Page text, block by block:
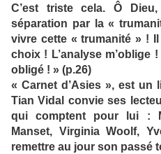
C’est triste cela. Ô
séparation par la «
vivre cette « trumanité » !
choix ! L’analyse m’oblige
obligé ! » (p.26)
« Carnet d’Asies », est un
Tian Vidal convie ses
qui comptent pour lui :
Manset, Virginia Woolf,
remettre au jour son passé